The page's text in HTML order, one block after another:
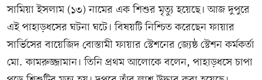
সামিয়া ইসলাম (১৩) নামের এক শিশুর মৃত্যু হয়েছে। আজ দুপুরে
এই পাহাড়ধসের ঘটনা ঘটে। বিষয়টি নিশ্চিত করেছেন ফায়ার
সার্ভিসের বায়েজিদ বোস্তামী ফায়ার স্টেশনের জ্যেষ্ঠ স্টেশন কর্মকর্তা
মো. কামরুজ্জামান। তিনি প্রথম আলোকে বলেন, পাহাড়ধসে চাপা